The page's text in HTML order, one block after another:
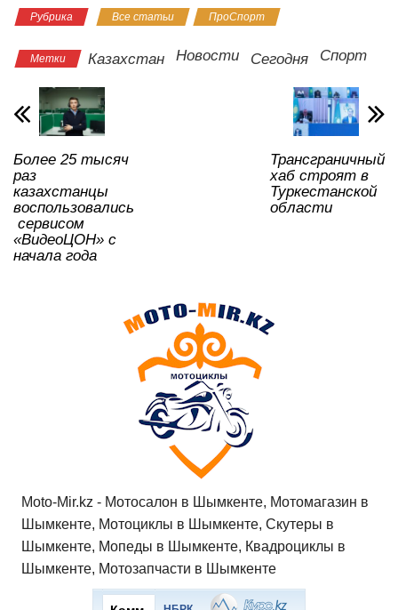
at
s
A
p
p
c
e
b
o
o
k
tt
er
n
o
e
gr
.R
u
а
в
и
ть
Рубрика Все статьи ПроСпорт
Метки Казахстан Новости Сегодня Спорт
Более 25 тысяч
раз
казахстанцы
воспользовались
сервисом
«ВидеоЦОН» с
начала года
Трансграничный
хаб строят в
Туркестанской
области
Moto-Mir.kz - Мотосалон в Шымкенте, Мотомагазин в
Шымкенте, Мотоциклы в Шымкенте, Скутеры в
Шымкенте, Мопеды в Шымкенте, Квадроциклы в
Шымкенте, Мотозапчасти в Шымкенте